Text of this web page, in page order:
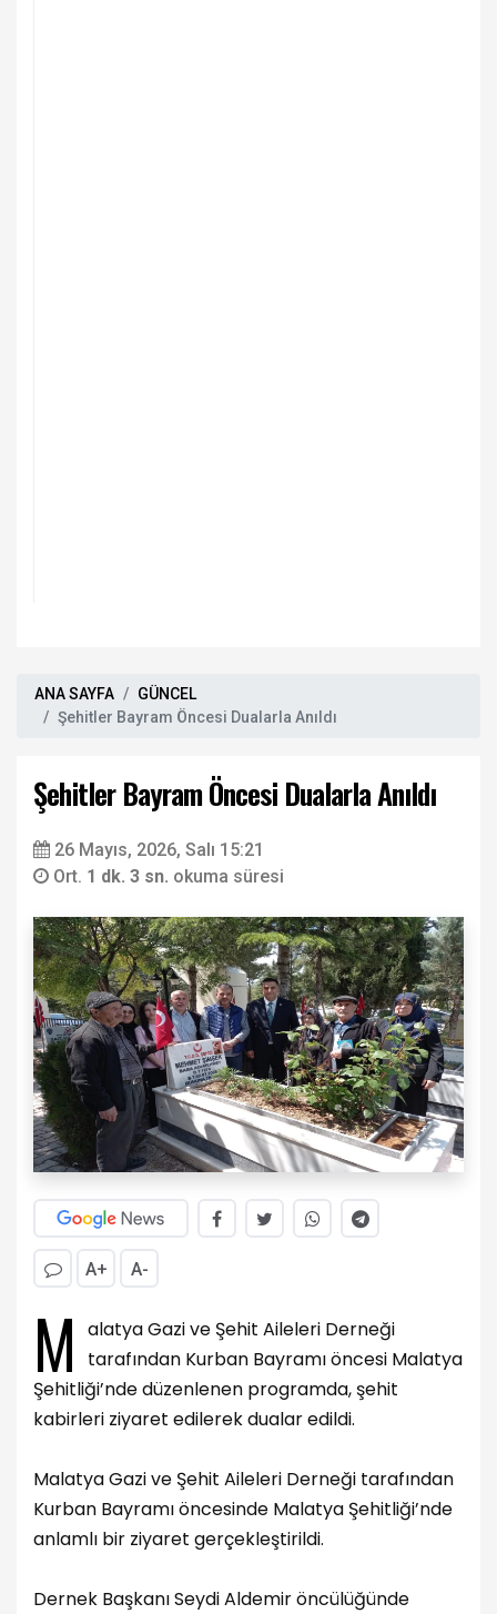
ANA SAYFA
GÜNCEL
Şehitler Bayram Öncesi Dualarla Anıldı
Şehitler Bayram Öncesi Dualarla Anıldı
26 Mayıs, 2026, Salı 15:21
Ort. 1 dk. 3 sn. okuma süresi
A+ A-
M
alatya Gazi ve Şehit Aileleri Derneği
tarafından Kurban Bayramı öncesi Malatya
Şehitliği’nde düzenlenen programda, şehit
kabirleri ziyaret edilerek dualar edildi.
Malatya Gazi ve Şehit Aileleri Derneği tarafından
Kurban Bayramı öncesinde Malatya Şehitliği’nde
anlamlı bir ziyaret gerçekleştirildi.
Dernek Başkanı Seydi Aldemir öncülüğünde